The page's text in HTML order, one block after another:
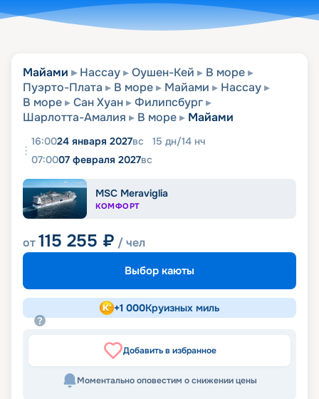
Майами Нассау Оушен-Кей
В море
Пуэрто-Плата
В море Майами
Нассау
В море
Сан Хуан
Филипсбург
Шарлотта-Амалия
В море Майами
16:0024 января 2027вс 15 дн/14 нч
07:0007 февраля 2027вс
MSC Meraviglia
КОМФОРТ
от115 255 ₽ / чел
Выбор каюты
+1 000Круизных миль
Добавить в избранное
Моментально оповестим о снижении цены